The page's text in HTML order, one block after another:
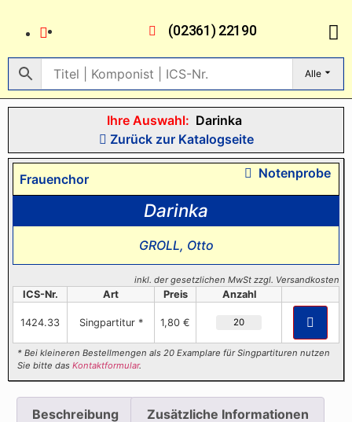
(02361) 22190
Alle
Ihre Auswahl: Darinka
Zurück zur Katalogseite
Frauenchor Notenprobe
Darinka
GROLL, Otto
inkl. der gesetzlichen MwSt zzgl. Versandkosten
ICS-Nr. Art Preis Anzahl
1424.33 Singpartitur * 1,80 €
* Bei kleineren Bestellmengen als 20 Examplare für Singpartituren nutzen
Sie bitte dasKontaktformular.
Beschreibung Zusätzliche Informationen